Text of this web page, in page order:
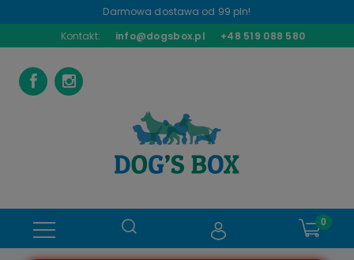
Darmowa dostawa od 99 pln!
Kontakt:
info@dogsbox.pl +48 519 088 580